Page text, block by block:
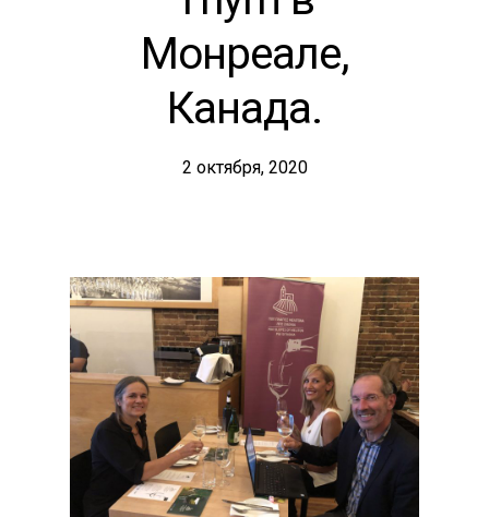
Монреале,
Канада.
2 октября, 2020